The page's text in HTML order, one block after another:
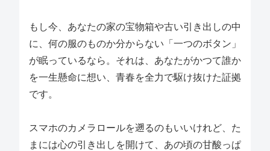
もし今、あなたの家の宝物箱や古い引き出しの中
に、何の服のものか分からない「一つのボタン」
が眠っているなら。それは、あなたがかつて誰か
を一生懸命に想い、青春を全力で駆け抜けた証拠
です。
スマホのカメラロールを遡るのもいいけれど、た
まには心の引き出しを開けて、あの頃の甘酸っぱ